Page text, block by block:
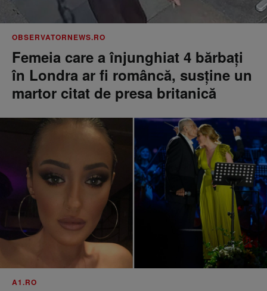
OBSERVATORNEWS.RO
Femeia care a înjunghiat 4 bărbați
în Londra ar fi româncă, susţine un
martor citat de presa britanică
A1.RO